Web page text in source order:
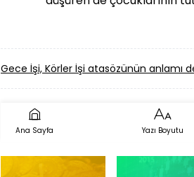
Gece İşi, Körler İşi atasözünün anlamı
Ana Sayfa Yazı Boyutu